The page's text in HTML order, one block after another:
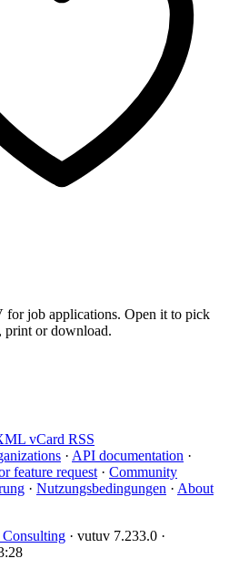
for job applications. Open it to pick
print or download.
vCard RSS
· API documentation ·
feature request · Community
· Nutzungsbedingungen · About
· vutuv 7.233.0 ·